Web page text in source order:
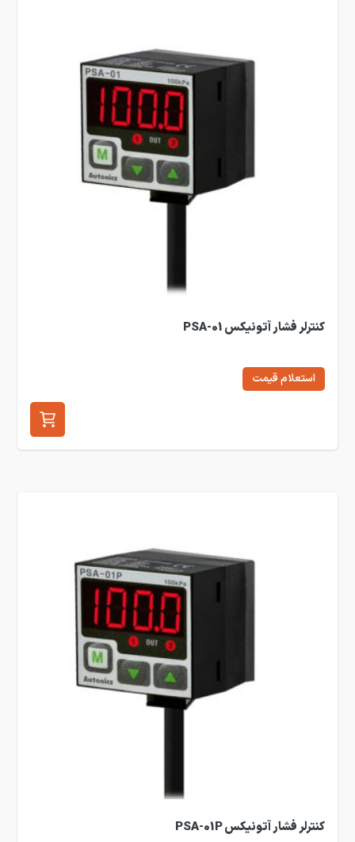
کنترلر فشار آتونیکس PSA-01
استعلام قیمت
کنترلر فشار آتونیکس PSA-01P